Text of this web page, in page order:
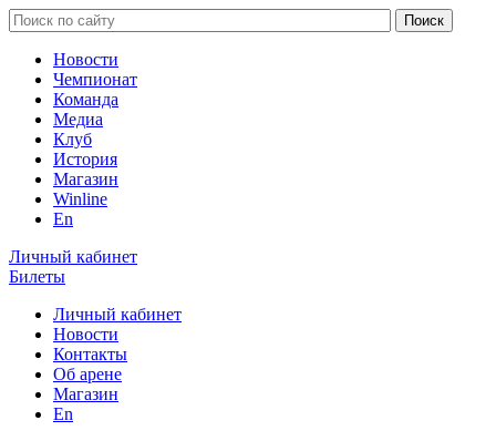
Новости
Чемпионат
Команда
Медиа
Клуб
История
Магазин
Winline
En
Личный кабинет
Билеты
Личный кабинет
Новости
Контакты
Об арене
Магазин
En